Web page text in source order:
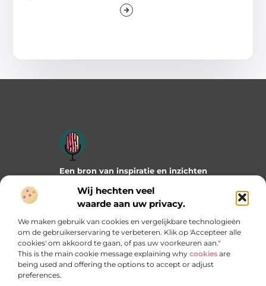
Wij hechten veel
waarde aan uw privacy.
We maken gebruik van cookies en vergelijkbare technologieën
om de gebruikerservaring te verbeteren. Klik op 'Accepteer alle
cookies' om akkoord te gaan, of pas uw voorkeuren aan."
This is the main cookie message explaining why cookies are
being used and offering the options to accept or adjust
preferences.
Een bron van inspiratie en inzichten
praktische tips en verrassende invalshoeken die je verder
helpen. Laat je inspireren door wat mogelijk is!
Bericht categorie
Onze informatie